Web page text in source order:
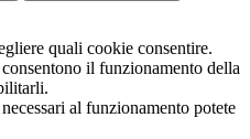
quali cookie consentire.
il funzionamento della
al funzionamento potete